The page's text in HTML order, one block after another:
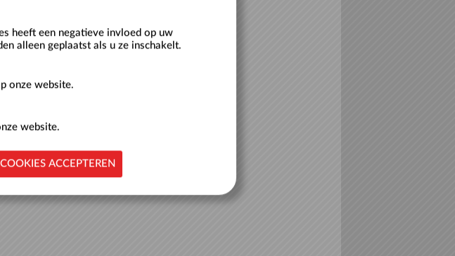
heeft een negatieve invloed op uw
alleen geplaatst als u ze inschakelt.
onze website.
website.